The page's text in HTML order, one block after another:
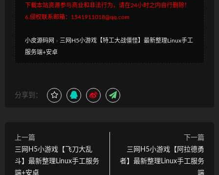
下载本站资源参与商业和非法行为，请在24小时之内自行删除！
6.侵权联系邮箱：1541911018@qq.com
小皮源码网 » 三网H5小游戏【特工大战僵怪】最新整理Linux手工
服务端+安卓
分享到：
上一篇
三网H5小游戏【飞刀大乱
斗】最新整理Linux手工服务
端+安卓
下一篇
三网H5小游戏【阿拉德勇
者】最新整理Linux手工服务
端